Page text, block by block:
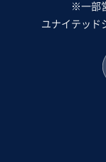
※一部
ユナイテッド